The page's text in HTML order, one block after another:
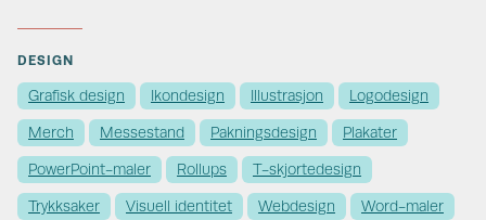
DESIGN
Grafisk design Ikondesign Illustrasjon Logodesign
Merch Messestand Pakningsdesign Plakater
PowerPoint-maler Rollups T-skjortedesign
Trykksaker Visuell identitet Webdesign Word-maler